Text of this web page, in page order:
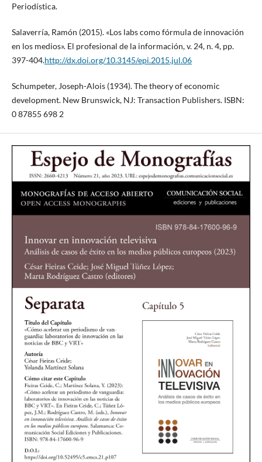
Periodística.
Salaverría, Ramón (2015). «Los labs como fórmula de innovación
en los medios». El profesional de la información, v. 24, n. 4, pp.
397-404.http://dx.doi.org/10.3145/epi.2015.jul.06
Schumpeter, Joseph-Alois (1934). The theory of economic
development. New Brunswick, NJ: Transaction Publishers. ISBN:
0 87855 698 2